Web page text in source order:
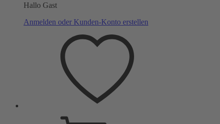
Hallo Gast
Anmelden oder Kunden-Konto erstellen